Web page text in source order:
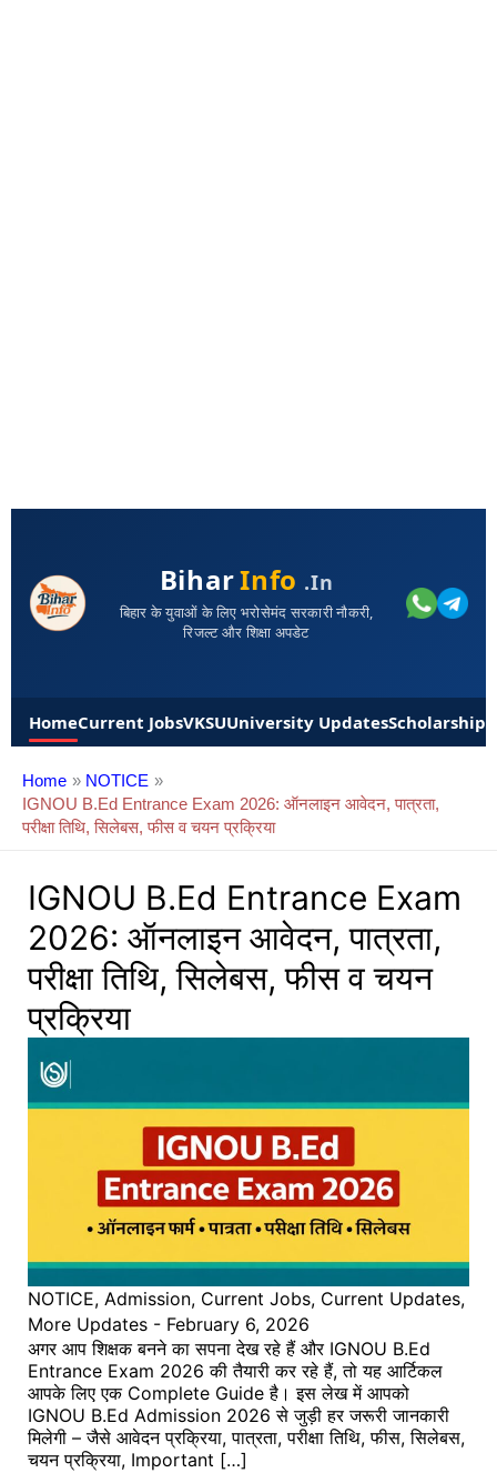
BiharInfo .in
बिहार के युवाओं के लिए भरोसेमंद सरकारी नौकरी,
रिजल्ट और शिक्षा अपडेट
HomeCurrent JobsVKSUUniversity UpdatesScholarships
Home
NOTICE
IGNOU B.Ed Entrance Exam 2026: ऑनलाइन आवेदन, पात्रता,
परीक्षा तिथि, सिलेबस, फीस व चयन प्रक्रिया
IGNOU B.Ed Entrance Exam
2026: ऑनलाइन आवेदन, पात्रता,
परीक्षा तिथि, सिलेबस, फीस व चयन
प्रक्रिया
NOTICE, Admission, Current Jobs, Current Updates,
More Updates- February 6, 2026
अगर आप शिक्षक बनने का सपना देख रहे हैं और IGNOU B.Ed
Entrance Exam 2026 की तैयारी कर रहे हैं, तो यह आर्टिकल
आपके लिए एक Complete Guide है। इस लेख में आपको
IGNOU B.Ed Admission 2026 से जुड़ी हर जरूरी जानकारी
मिलेगी – जैसे आवेदन प्रक्रिया, पात्रता, परीक्षा तिथि, फीस, सिलेबस,
चयन प्रक्रिया, Important […]